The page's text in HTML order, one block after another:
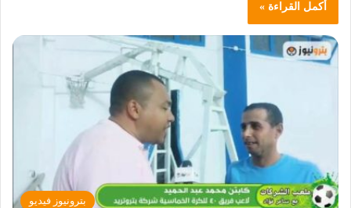
أكمل القراءة »
بترونيوز فيديو